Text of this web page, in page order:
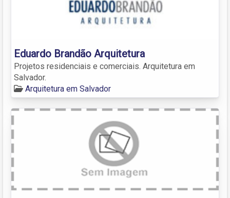
Eduardo Brandão Arquitetura
Projetos residenciais e comerciais. Arquitetura em
Salvador.
Arquitetura em Salvador